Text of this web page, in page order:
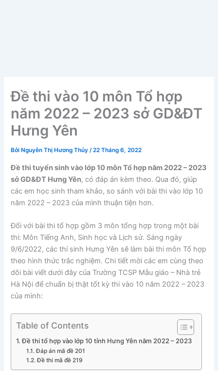
Đề thi vào 10 môn Tổ hợp
năm 2022 – 2023 sở GD&ĐT
Hưng Yên
Bởi Nguyễn Thị Hương Thủy/22 Tháng 6, 2022
Đề thi tuyển sinh vào lớp 10 môn Tổ hợp năm 2022 – 2023
sở GD&ĐT Hưng Yên, có đáp án kèm theo. Qua đó, giúp
các em học sinh tham khảo, so sánh với bài thi vào lớp 10
năm 2022 – 2023 của mình thuận tiện hơn.
Đối với bài thi tổ hợp gồm 3 môn tổng hợp trong một bài
thi: Môn Tiếng Anh, Sinh học và Lịch sử. Sáng ngày
9/6/2022, các thí sinh Hưng Yên sẽ làm bài thi môn Tổ hợp
theo hình thức trắc nghiệm. Chi tiết mời các em cùng theo
dõi bài viết dưới đây của Trường TCSP Mẫu giáo – Nhà trẻ
Hà Nội để chuẩn bị thật tốt kỳ thi vào 10 năm 2022 – 2023
của mình:
Table of Contents
Đề thi tổ hợp vào lớp 10 tỉnh Hưng Yên năm 2022 – 2023
Đáp án mã đề 201
Đề thi mã đề 219